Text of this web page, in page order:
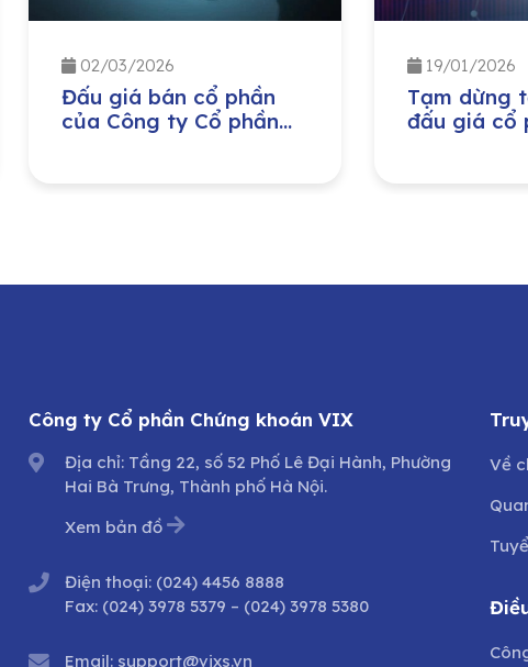
02/03/2026
Đấu giá bán cổ phần
của Công ty Cổ phần
19/01/2026
Tạm dừng
đấu giá cổ
Công ty Cổ phần Chứng khoán VIX
Địa chỉ: Tầng 22, số 52 Phố Lê Đại Hành, Phường
Hai Bà Trưng, Thành phố Hà Nội.
Xem bản đồ
Điện thoại: (024) 4456 8888
Fax: (024) 3978 5379 – (024) 3978 5380
Email: support@vixs.vn
Về